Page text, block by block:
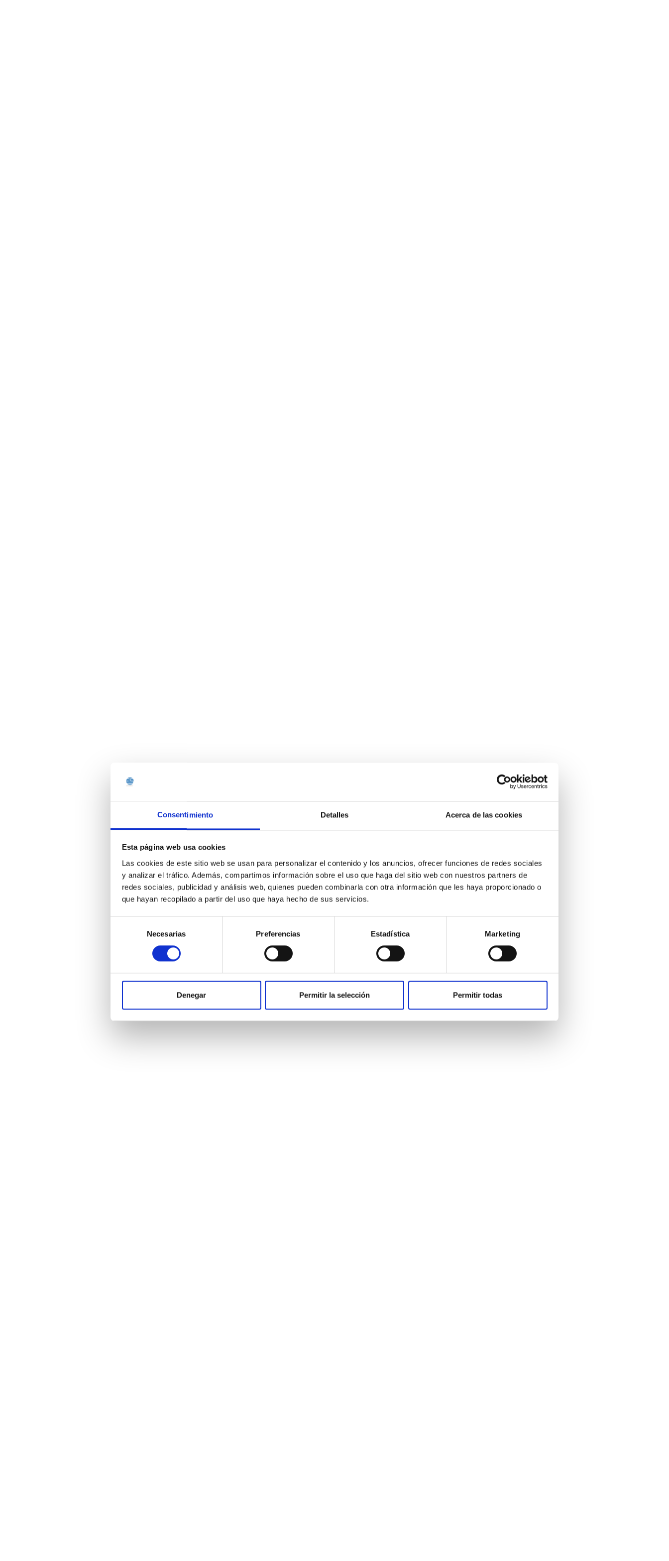
Consentimiento Detalles Acerca de las cookies
Esta página web usa cookies
Las cookies de este sitio web se usan para personalizar el contenido y los anuncios, ofrecer funciones de redes sociales
y analizar el tráfico. Además, compartimos información sobre el uso que haga del sitio web con nuestros partners de
redes sociales, publicidad y análisis web, quienes pueden combinarla con otra información que les haya proporcionado o
que hayan recopilado a partir del uso que haya hecho de sus servicios.
consentimiento
Necesarias Preferencias Estadística Marketing
Denegar Permitir la selección Permitir todas
Tratamiento del Acné